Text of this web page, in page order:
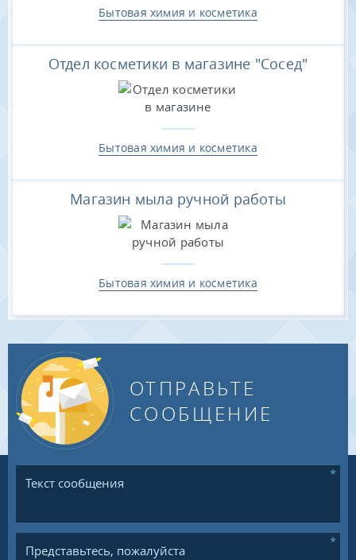
Бытовая химия и косметика
Отдел косметики в магазине "Сосед"
Бытовая химия и косметика
Магазин мыла ручной работы
Бытовая химия и косметика
ОТПРАВЬТЕ
СООБЩЕНИЕ